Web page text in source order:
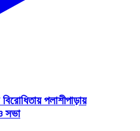
পলাশীপাড়ায়
সভা